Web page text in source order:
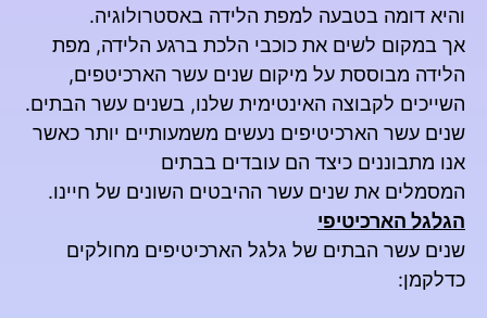
והיא דומה בטבעה למפת הלידה באסטרולוגיה.
אך במקום לשים את כוכבי הלכת ברגע הלידה, מפת
הלידה מבוססת על מיקום שנים עשר הארכיטפים,
השייכים לקבוצה האינטימית שלנו, בשנים עשר הבתים.
שנים עשר הארכיטיפים נעשים משמעותיים יותר כאשר
אנו מתבוננים כיצד הם עובדים בבתים
המסמלים את שנים עשר ההיבטים השונים של חיינו.
הגלגל הארכיטיפי
שנים עשר הבתים של גלגל הארכיטיפים מחולקים
כדלקמן: